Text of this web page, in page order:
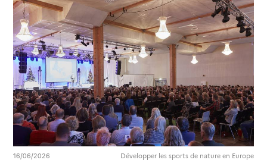
16/06/2026 Développer les sports de nature en Europe